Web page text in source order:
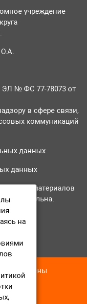
учреждение
ЭЛ № ФС 77-78073 от
в сфере связи,
коммуникаций
данных
данных
материалов
обязательна.
защищены
на